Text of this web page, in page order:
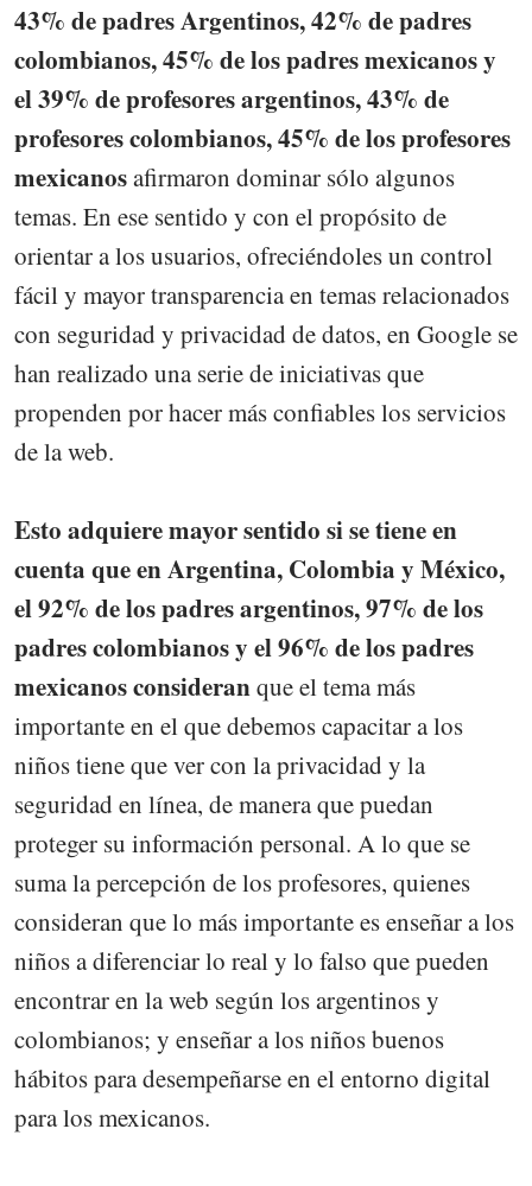
43% de padres Argentinos, 42% de padres
colombianos, 45% de los padres mexicanos y
el 39% de profesores argentinos, 43% de
profesores colombianos, 45% de los profesores
mexicanosafirmaron dominar sólo algunos
temas. En ese sentido y con el propósito de
orientar a los usuarios, ofreciéndoles un control
fácil y mayor transparencia en temas relacionados
con seguridad y privacidad de datos, en Google se
han realizado una serie de iniciativas que
propenden por hacer más confiables los servicios
de la web.
Esto adquiere mayor sentido si se tiene en
cuenta que en Argentina, Colombia y México,
el 92% de los padres argentinos, 97% de los
padres colombianos y el 96% de los padres
mexicanos consideranque el tema más
importante en el que debemos capacitar a los
niños tiene que ver con la privacidad y la
seguridad en línea, de manera que puedan
proteger su información personal. A lo que se
suma la percepción de los profesores, quienes
consideran que lo más importante es enseñar a los
niños a diferenciar lo real y lo falso que pueden
encontrar en la web según los argentinos y
colombianos; y enseñar a los niños buenos
hábitos para desempeñarse en el entorno digital
para los mexicanos.